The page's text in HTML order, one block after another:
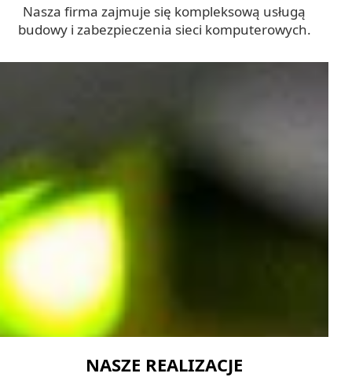
Nasza firma zajmuje się kompleksową usługą
budowy i zabezpieczenia sieci komputerowych.
NASZE REALIZACJE